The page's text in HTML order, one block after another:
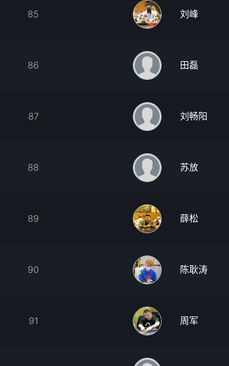
85 刘峰
86 田磊
87 刘畅阳
88 苏放
89 薛松
90 陈耿涛
91 周军